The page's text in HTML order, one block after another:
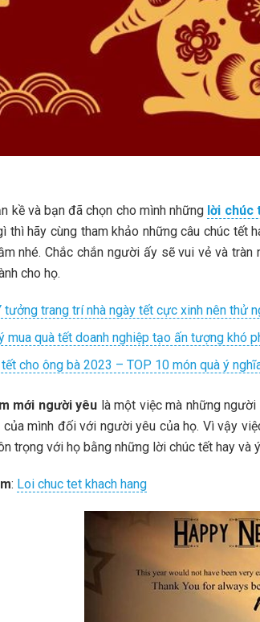
kề và bạn đã chọn cho mình những lời chúc
thì hãy cùng tham khảo những câu chúc tết
nhé. Chắc chắn người ấy sẽ vui vẻ và tràn
cho họ.
tưởng trang trí nhà ngày tết cực xinh nên thử
mua quà tết doanh nghiệp tạo ấn tượng khó
tết cho ông bà 2023 – TOP 10 món quà ý
mới người yêu là một việc mà những
của mình đối với người yêu của họ. Vì vậy
trọng với họ bằng những lời chúc tết hay và
: Loi chuc tet khach hang